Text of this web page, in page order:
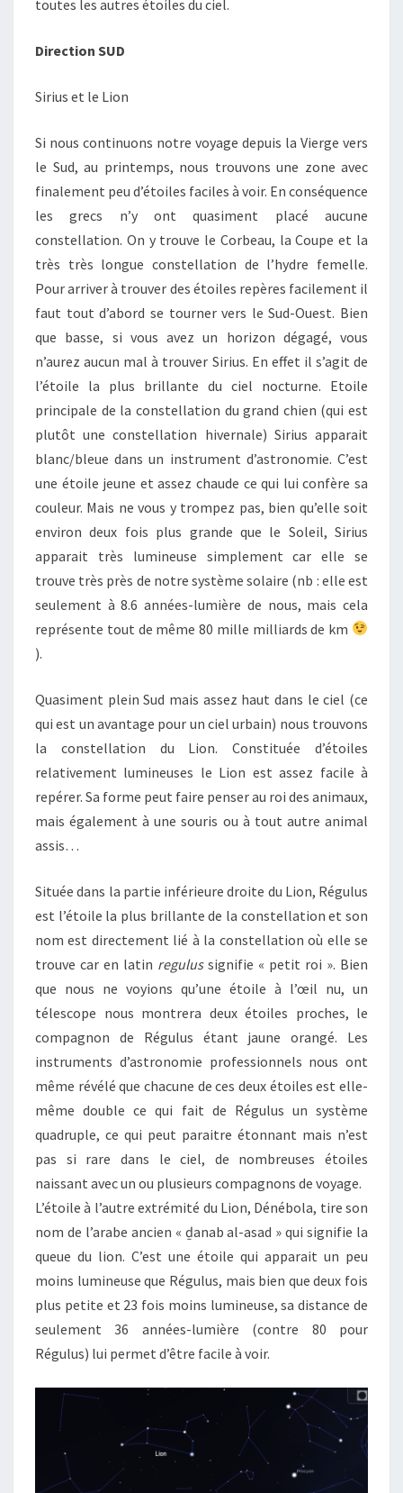
toutes les autres étoiles du ciel.
Direction SUD
Sirius et le Lion
Si nous continuons notre voyage depuis la Vierge vers
le Sud, au printemps, nous trouvons une zone avec
finalement peu d’étoiles faciles à voir. En conséquence
les grecs n’y ont quasiment placé aucune
constellation. On y trouve le Corbeau, la Coupe et la
très très longue constellation de l’hydre femelle.
Pour arriver à trouver des étoiles repères facilement il
faut tout d’abord se tourner vers le Sud-Ouest. Bien
que basse, si vous avez un horizon dégagé, vous
n’aurez aucun mal à trouver Sirius. En effet il s’agit de
l’étoile la plus brillante du ciel nocturne. Etoile
principale de la constellation du grand chien (qui est
plutôt une constellation hivernale) Sirius apparait
blanc/bleue dans un instrument d’astronomie. C’est
une étoile jeune et assez chaude ce qui lui confère sa
couleur. Mais ne vous y trompez pas, bien qu’elle soit
environ deux fois plus grande que le Soleil, Sirius
apparait très lumineuse simplement car elle se
trouve très près de notre système solaire (nb : elle est
seulement à 8.6 années-lumière de nous, mais cela
représente tout de même 80 mille milliards de km
).
Quasiment plein Sud mais assez haut dans le ciel (ce
qui est un avantage pour un ciel urbain) nous trouvons
la constellation du Lion. Constituée d’étoiles
relativement lumineuses le Lion est assez facile à
repérer. Sa forme peut faire penser au roi des animaux,
mais également à une souris ou à tout autre animal
assis…
Située dans la partie inférieure droite du Lion, Régulus
est l’étoile la plus brillante de la constellation et son
nom est directement lié à la constellation où elle se
trouve car en latin regulussignifie « petit roi ». Bien
que nous ne voyions qu’une étoile à l’œil nu, un
télescope nous montrera deux étoiles proches, le
compagnon de Régulus étant jaune orangé. Les
instruments d’astronomie professionnels nous ont
même révélé que chacune de ces deux étoiles est elle-
même double ce qui fait de Régulus un système
quadruple, ce qui peut paraitre étonnant mais n’est
pas si rare dans le ciel, de nombreuses étoiles
naissant avec un ou plusieurs compagnons de voyage.
L’étoile à l’autre extrémité du Lion, Dénébola, tire son
nom de l’arabe ancien « ḏanab al-asad » qui signifie la
queue du lion. C’est une étoile qui apparait un peu
moins lumineuse que Régulus, mais bien que deux fois
plus petite et 23 fois moins lumineuse, sa distance de
seulement 36 années-lumière (contre 80 pour
Régulus) lui permet d’être facile à voir.